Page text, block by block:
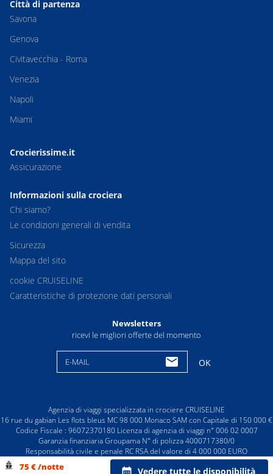
75 € /notte Vedere tutte le disponibilità
Città di partenza
Savona
Genova
Civitavecchia - Roma
Venezia
Napoli
Miami
Crocierissime.it
Assicurazione
Informazioni sulla crociera
Chi siamo?
Le condizioni generali di vendita
Sicurezza
Mappa del sito
cookie CRUISELINE
Caratteristiche di protezione dati personali
Newsletters
ricevi le migliori offerte del momento
E-MAIL OK
Agenzia di viaggi specializzata in crociere CRUISELINE
16 rue du gabian Les flots bleus MC 98 000 Monaco SAM con Capitale di 150 000 €
Codice Fiscale : 96072370180 Licenza di agenzia di viaggi n° 006 02 0007
Garanzia finanziaria Groupama N° di polizza 4000717380/0
Responsabilità civile e penale RC RSA del valore di 4 000 000 EURO
© CRUISELINE 2026 - all rights reserved